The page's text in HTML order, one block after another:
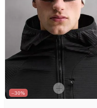
–30%